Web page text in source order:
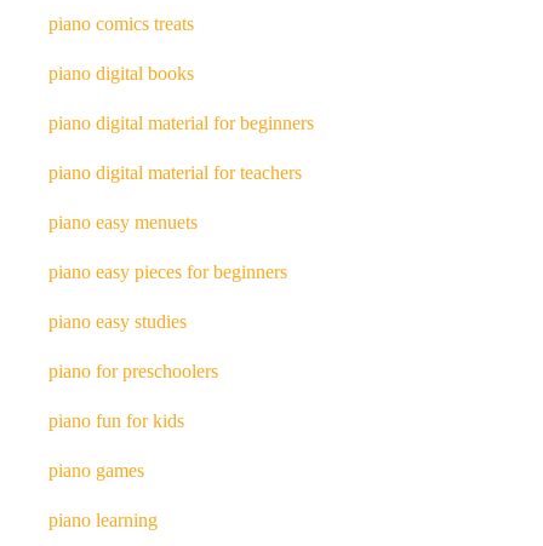
piano comics treats
piano digital books
piano digital material for beginners
piano digital material for teachers
piano easy menuets
piano easy pieces for beginners
piano easy studies
piano for preschoolers
piano fun for kids
piano games
piano learning